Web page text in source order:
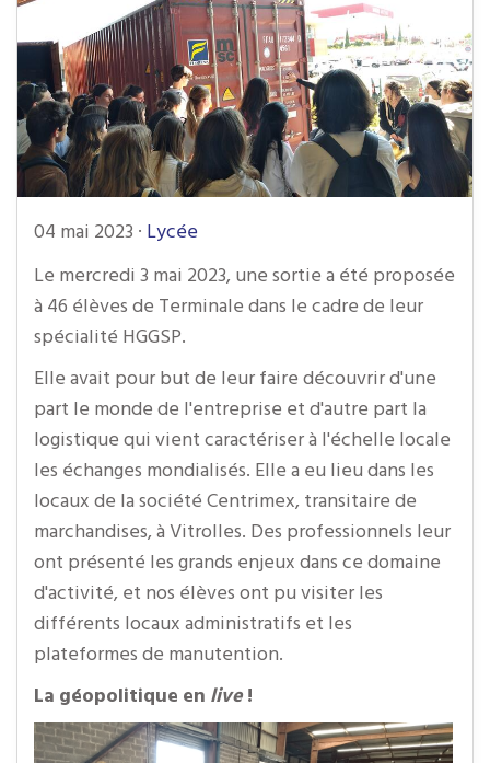
04 mai 2023 · Lycée
Le mercredi 3 mai 2023, une sortie a été proposée
à 46 élèves de Terminale dans le cadre de leur
spécialité HGGSP.
Elle avait pour but de leur faire découvrir d'une
part le monde de l'entreprise et d'autre part la
logistique qui vient caractériser à l'échelle locale
les échanges mondialisés. Elle a eu lieu dans les
locaux de la société Centrimex, transitaire de
marchandises, à Vitrolles. Des professionnels leur
ont présenté les grands enjeux dans ce domaine
d'activité, et nos élèves ont pu visiter les
différents locaux administratifs et les
plateformes de manutention.
La géopolitique en live!